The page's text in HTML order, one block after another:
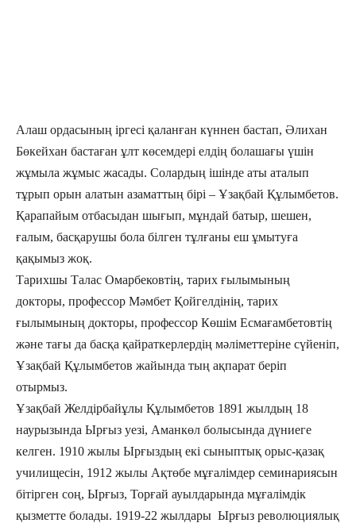
Алаш ордасының іргесі қаланған күннен бастап, Әлихан
Бөкейхан бастаған ұлт көсемдері елдің болашағы үшін
жұмыла жұмыс жасады. Солардың ішінде аты аталып
тұрып орын алатын азаматтың бірі – Ұзақбай Құлымбетов.
Қарапайым отбасыдан шығып, мұндай батыр, шешен,
ғалым, басқарушы бола білген тұлғаны еш ұмытуға
қақымыз жоқ.
Тарихшы Талас Омарбековтің, тарих ғылымының
докторы, профессор Мәмбет Қойгелдінің, тарих
ғылымының докторы, профессор Көшім Есмағамбетовтің
және тағы да басқа қайраткерлердің мәліметтеріне сүйеніп,
Ұзақбай Құлымбетов жайында тың ақпарат беріп
отырмыз.
Ұзақбай Желдірбайұлы Құлымбетов 1891 жылдың 18
наурызында Ырғыз уезі, Аманкөл болысында дүниеге
келген. 1910 жылы Ырғыздың екі сыныптық орыс-қазақ
училищесін, 1912 жылы Ақтөбе мұғалімдер семинариясын
бітірген соң, Ырғыз, Торғай ауылдарында мұғалімдік
қызметте болады. 1919-22 жылдары Ырғыз революциялық